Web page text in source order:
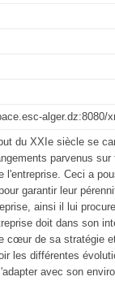
alger.dz:8080/
du XXIe siècle se
parvenus
l'entreprise. Ceci a
garantir leur
ainsi il lui
doit dans son
cœur de sa stratégie
les différentes
avec son